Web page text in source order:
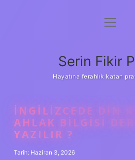
Gizlilik
Yasal Uyarı
menüyü
Serin Fikir
Hayatına ferahlık katan
İNGILIZCEDE DIN
AHLAK BILGISI
YAZILIR ?
Tarih: Haziran 3, 2026